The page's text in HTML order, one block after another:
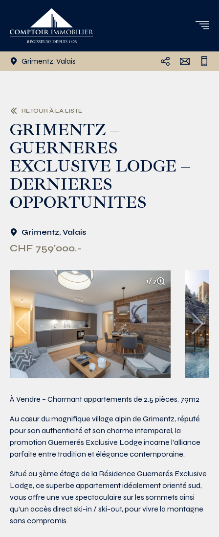
Grimentz, Valais
RETOUR À LA LISTE
GRIMENTZ –
GUERNERES
EXCLUSIVE LODGE –
DERNIERES
OPPORTUNITES
Grimentz, Valais
CHF 759'000.-
1/7
À Vendre – Charmant appartements de 2.5 pièces, 79m2
Au cœur du magnifique village alpin de Grimentz, réputé
pour son authenticité et son charme intemporel, la
promotion Guernerés Exclusive Lodge incarne l’alliance
parfaite entre tradition et élégance contemporaine.
Situé au 3ème étage de la Résidence Guernerés Exclusive
Lodge, ce superbe appartement idéalement orienté sud,
vous offre une vue spectaculaire sur les sommets ainsi
qu’un accès direct ski-in / ski-out, pour vivre la montagne
sans compromis.